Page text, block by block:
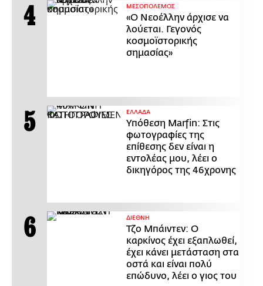
ΜΕΣΟΠΟΛΕΜΟΣ
«Ο Νεοέλλην άρχισε να
λούεται. Γεγονός
κοσμοϊστορικής
σημασίας»
ΕΛΛΑΔΑ
Υπόθεση Marfin: Στις
φωτογραφίες της
επίθεσης δεν είναι η
εντολέας μου, λέει ο
δικηγόρος της 46χρονης
ΔΙΕΘΝΗ
Τζο Μπάιντεν: Ο
καρκίνος έχει εξαπλωθεί,
έχει κάνει μετάσταση στα
οστά και είναι πολύ
επώδυνο, λέει ο γιος του